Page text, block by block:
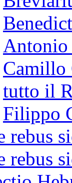
Antonio
Camillo
tutto il
Filippo
rebus
rebus